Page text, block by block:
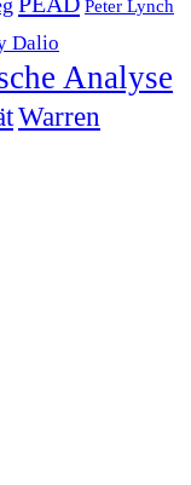
Peter Lynch
Dalio
Analyse
Warren